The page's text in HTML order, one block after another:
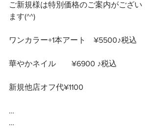
ご新規様は特別価格のご案内がござい
ます(^^)
ワンカラー+1本アート　¥5500♪税込
華やかネイル　　¥6900 ♪税込
新規他店オフ代¥1100
…
…